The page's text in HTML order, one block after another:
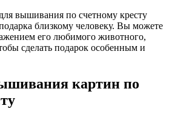
вышивания по счетному кресту
близкому человеку. Вы можете
его любимого животного,
сделать подарок особенным и
картин по